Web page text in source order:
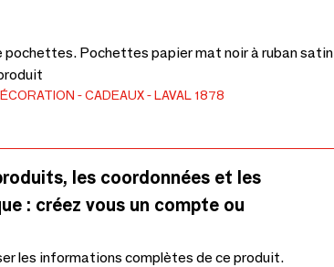
pochettes. Pochettes papier mat noir à ruban satin
CADEAUX LAVAL 1878
les coordonnées et les
: créez vous un compte ou
les informations complètes de ce produit.